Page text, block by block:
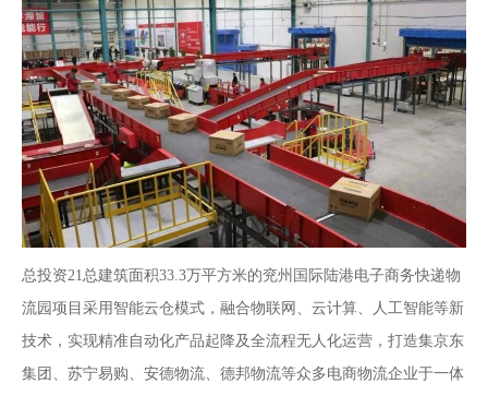
总投资21总建筑面积33.3万平方米的兖州国际陆港电子商务快递物
流园项目采用智能云仓模式，融合物联网、云计算、人工智能等新
技术，实现精准自动化产品起降及全流程无人化运营，打造集京东
集团、苏宁易购、安德物流、德邦物流等众多电商物流企业于一体